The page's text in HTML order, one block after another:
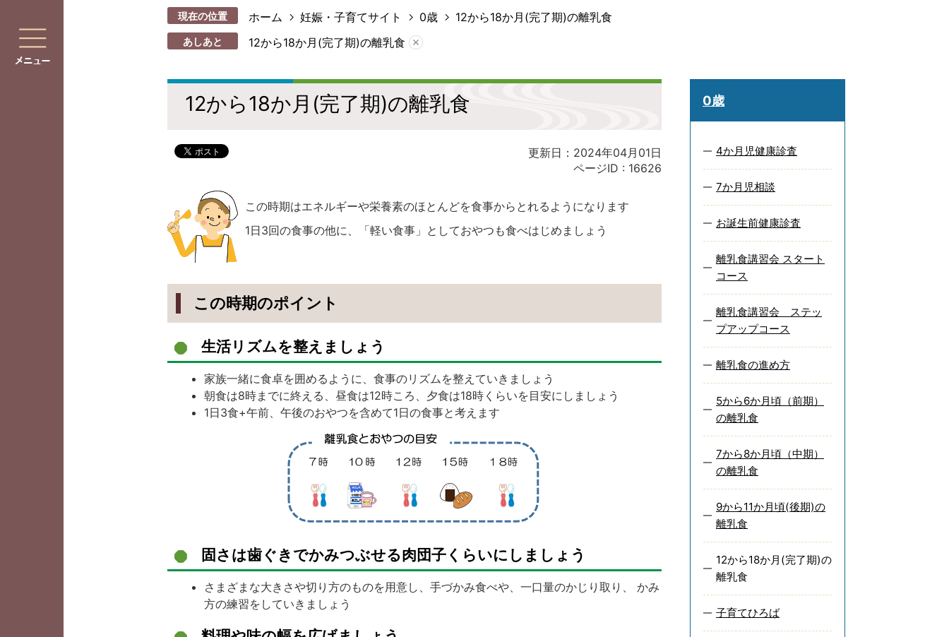
現在の位置 ホーム 妊娠・子育てサイト 0歳 12から18か月(完了期)の離乳食
あしあと 12から18か月(完了期)の離乳食
12から18か月(完了期)の離乳食
更新日：2024年04月01日
ページID : 16626
この時期はエネルギーや栄養素のほとんどを食事からとれるようになります
1日3回の食事の他に、「軽い食事」としておやつも食べはじめましょう
この時期のポイント
生活リズムを整えましょう
家族一緒に食卓を囲めるように、食事のリズムを整えていきましょう
朝食は8時までに終える、昼食は12時ころ、夕食は18時くらいを目安にしましょう
1日3食+午前、午後のおやつを含めて1日の食事と考えます
固さは歯ぐきでかみつぶせる肉団子くらいにしましょう
さまざまな大きさや切り方のものを用意し、手づかみ食べや、一口量のかじり取り、 かみ
方の練習をしていきましょう
0歳
4か月児健康診査
7か月児相談
お誕生前健康診査
離乳食講習会 スタート
コース
離乳食講習会 ステッ
プアップコース
離乳食の進め方
5から6か月頃（前期）
の離乳食
7から8か月頃（中期）
の離乳食
9から11か月頃(後期)の
離乳食
12から18か月(完了期)の
離乳食
子育てひろば